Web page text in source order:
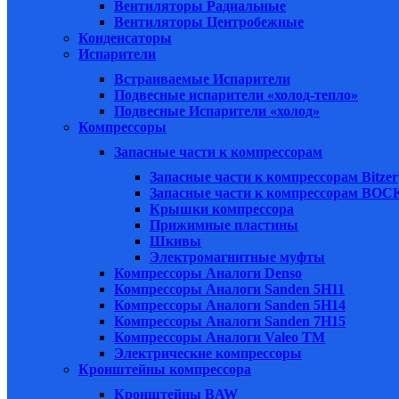
Вентиляторы Радиальные
Вентиляторы Центробежные
Конденсаторы
Испарители
Встраиваемые Испарители
Подвесные испарители «холод-тепло»
Подвесные Испарители «холод»
Компрессоры
Запасные части к компрессорам
Запасные части к компрессорам Bitzer
Запасные части к компрессорам
Крышки компрессора
Прижимные пластины
Шкивы
Электромагнитные муфты
Компрессоры Аналоги Denso
Компрессоры Аналоги Sanden 5H11
Компрессоры Аналоги Sanden 5H14
Компрессоры Аналоги Sanden 7H15
Компрессоры Аналоги Valeo ТМ
Электрические компрессоры
Кронштейны компрессора
Кронштейны BAW